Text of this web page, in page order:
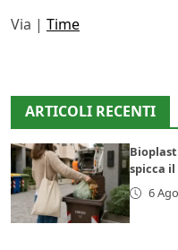
Via | Time
ARTICOLI RECENTI
spicca
6